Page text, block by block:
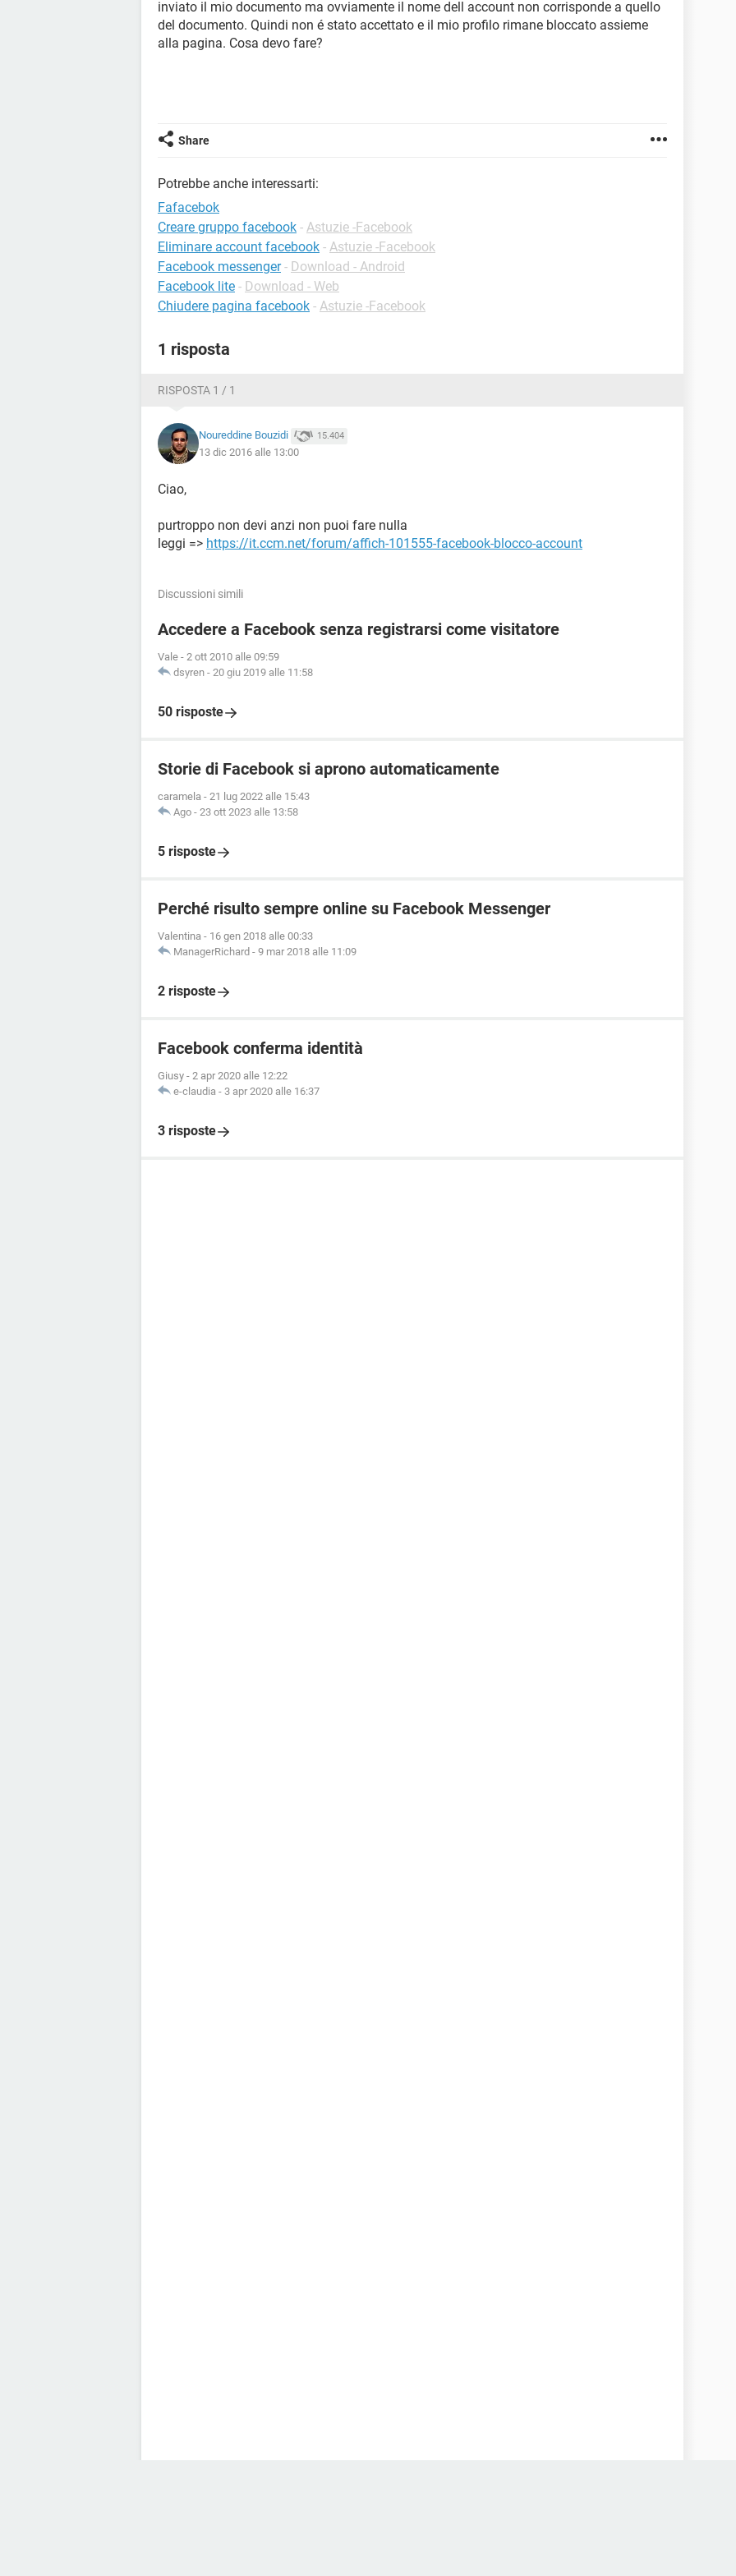
inviato il mio documento ma ovviamente il nome dell account non corrisponde a quello
del documento. Quindi non é stato accettato e il mio profilo rimane bloccato assieme
alla pagina. Cosa devo fare?
Share
Potrebbe anche interessarti:
Fafacebok
Creare gruppo facebook - Astuzie -Facebook
Eliminare account facebook - Astuzie -Facebook
Facebook messenger - Download - Android
Facebook lite - Download - Web
Chiudere pagina facebook - Astuzie -Facebook
1 risposta
RISPOSTA 1 / 1
Noureddine Bouzidi 15.404
13 dic 2016 alle 13:00
Ciao,
purtroppo non devi anzi non puoi fare nulla
leggi => https://it.ccm.net/forum/affich-101555-facebook-blocco-account
Discussioni simili
Accedere a Facebook senza registrarsi come visitatore
Vale - 2 ott 2010 alle 09:59
dsyren - 20 giu 2019 alle 11:58
50 risposte
Storie di Facebook si aprono automaticamente
caramela - 21 lug 2022 alle 15:43
Ago - 23 ott 2023 alle 13:58
5 risposte
Perché risulto sempre online su Facebook Messenger
Valentina - 16 gen 2018 alle 00:33
ManagerRichard - 9 mar 2018 alle 11:09
2 risposte
Facebook conferma identità
Giusy - 2 apr 2020 alle 12:22
e-claudia - 3 apr 2020 alle 16:37
3 risposte